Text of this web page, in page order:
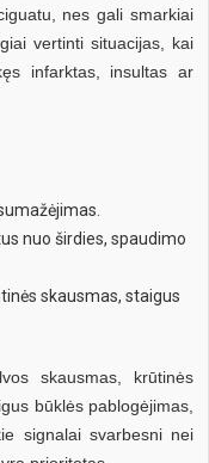
nes gali smarkiai
vertinti situacijas, kai
infarktas, insultas ar
nuo širdies, spaudimo
skausmas, staigus
skausmas, krūtinės
būklės pablogėjimas,
signalai svarbesni nei